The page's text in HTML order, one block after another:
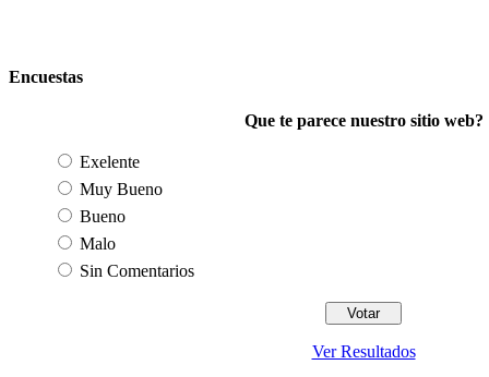
Encuestas
Que te parece nuestro sitio web?
Exelente
Muy Bueno
Bueno
Malo
Sin Comentarios
Ver Resultados